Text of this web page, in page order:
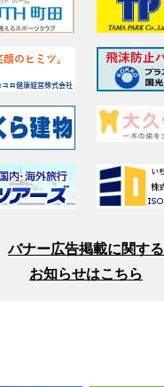
バナー広告掲載に関する
お知らせはこちら